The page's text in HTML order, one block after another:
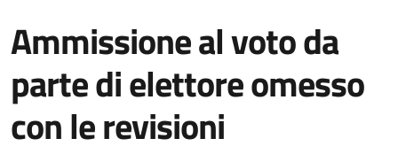
Ammissione al voto da
parte di elettore omesso
con le revisioni